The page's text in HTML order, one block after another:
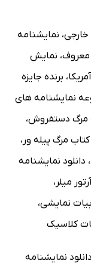
خارجی، نمایشنامه
معروف، نمایش
، برنده جایزه
نمایشنامه های
مرگ دستفروش،
کتاب مرگ پیله ور ،
، دانلود نمایشنامه
میلر ،
نمایشی،
کلاسیک
دانلود نمایشنامه